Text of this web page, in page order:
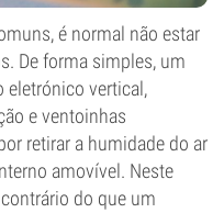
é normal não estar
De forma simples, um
vertical,
e ventoinhas
retirar a humidade do ar
amovível. Neste
do que um